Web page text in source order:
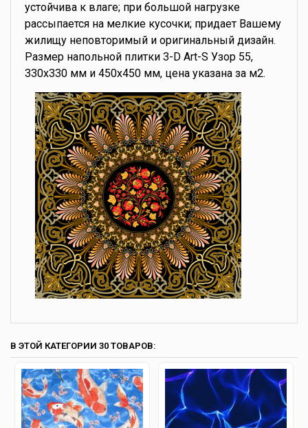
устойчива к влаге; при большой нагрузке
рассыпается на мелкие кусочки; придает Вашему
жилищу неповторимый и оригинальный дизайн.
Размер напольной плитки 3-D Art-S Узор 55,
330х330 мм и 450х450 мм, цена указана за м2.
В ЭТОЙ КАТЕГОРИИ 30 ТОВАРОВ: